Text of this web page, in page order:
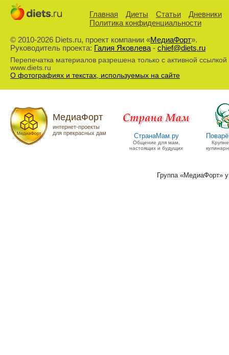
Главная Диеты Статьи
Дневники
Политика конфиденциальности
© 2010-2026 Diets.ru, проект компании «МедиаФорт».
Руководитель проекта: Галия Яковлева- chief@diets.ru
Перепечатка материалов разрешена только с активной ссылкой
www.diets.ru
О фотографиях и текстах, используемых на сайте
МедиаФорт
интернет-проекты
для прекрасных дам
СтранаМам.ру
Общение для мам,
настоящих и будущих
Группа «МедиаФорт»